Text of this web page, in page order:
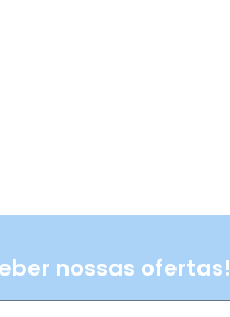
nossas ofertas!